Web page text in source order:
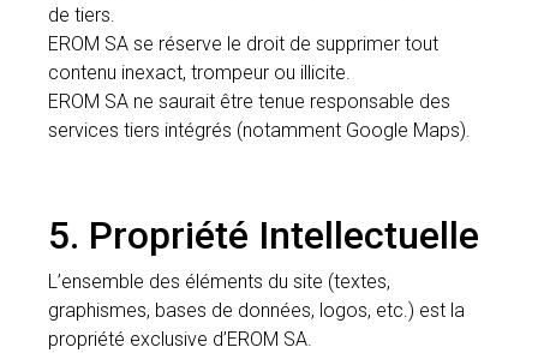
de tiers.
EROM SA se réserve le droit de supprimer tout
contenu inexact, trompeur ou illicite.
EROM SA ne saurait être tenue responsable des
services tiers intégrés (notamment Google Maps).
5. Propriété Intellectuelle
L’ensemble des éléments du site (textes,
graphismes, bases de données, logos, etc.) est la
propriété exclusive d’EROM SA.